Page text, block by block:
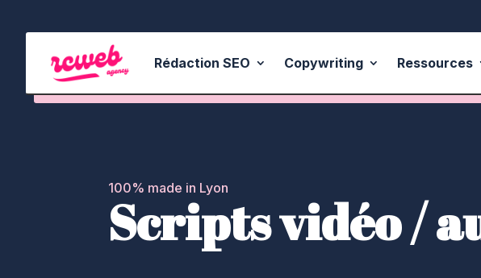
Rédaction SEO Copywriting Ressources
100% made in Lyon
Scripts vidéo /